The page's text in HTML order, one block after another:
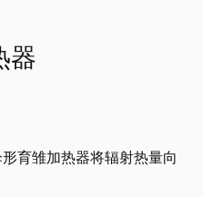
器
育雏加热器将辐射热量向